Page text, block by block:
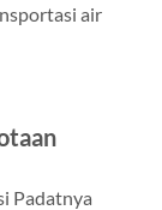
air
Padatnya